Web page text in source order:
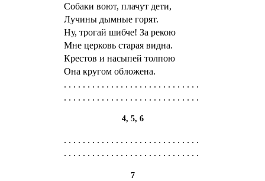
Собаки воют, плачут дети,
Лучины дымные горят.
Ну, трогай шибче! За рекою
Мне церковь старая видна.
Крестов и насыпей толпою
Она кругом обложена.
4, 5, 6
7